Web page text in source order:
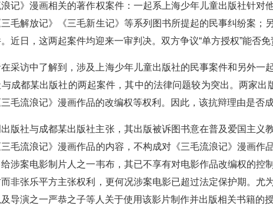
浪记》漫画相关的著作权案件：一起系上海少年儿童出版社针
毛解放记》《三毛新生记》等系列图书所提起的民事纠纷案；
近日，这两起案件均迎来一审判决。双方争议“单方授权”能否免
访中了解到，涉及上海少年儿童出版社的民事案件和另外一
成都某出版社的两起案件，其中的法律问题较为突出。两家出
毛流浪记》漫画作品的改编权等权利。因此，该抗辩理由是否
社与成都某出版社主张，其出版被诉图书意在普及爱国主义
毛流浪记》漫画作品的内容，不构成对《三毛流浪记》漫画作
涉案电影制片人之一韦布，其已不享有对电影作品改编权的控
非张乐平方主张权利，更何况涉案电影已超过法定保护期。尤
导演之一严恭之子等人关于使用该影片制作并出版相关书籍的授